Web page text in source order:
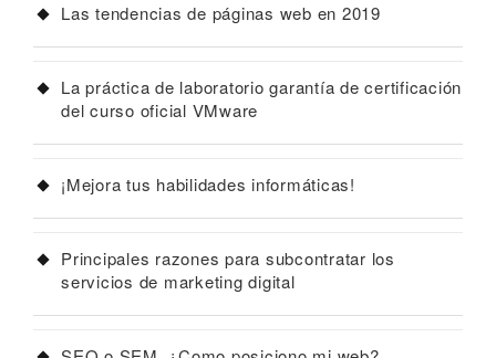
Las tendencias de páginas web en 2019
La práctica de laboratorio garantía de certificación
del curso oficial VMware
¡Mejora tus habilidades informáticas!
Principales razones para subcontratar los
servicios de marketing digital